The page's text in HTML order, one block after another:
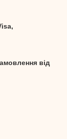
від